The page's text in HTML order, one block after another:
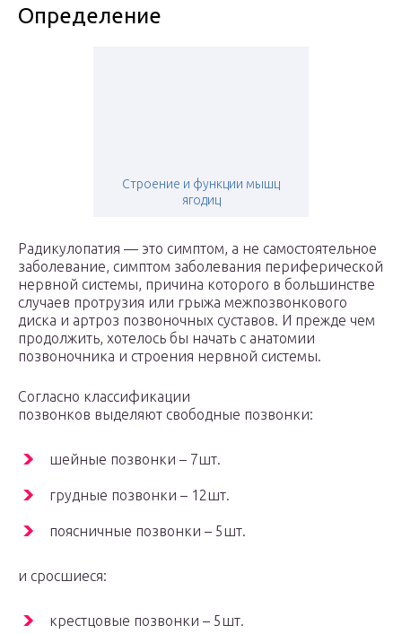
Определение
Строение и функции мышц
ягодиц
Радикулопатия — это симптом, а не самостоятельное
заболевание, симптом заболевания периферической
нервной системы, причина которого в большинстве
случаев протрузия или грыжа межпозвонкового
диска и артроз позвоночных суставов. И прежде чем
продолжить, хотелось бы начать с анатомии
позвоночника и строения нервной системы.
Согласно классификации
позвонков выделяют свободные позвонки:
шейные позвонки – 7шт.
грудные позвонки – 12шт.
поясничные позвонки – 5шт.
и сросшиеся:
крестцовые позвонки – 5шт.